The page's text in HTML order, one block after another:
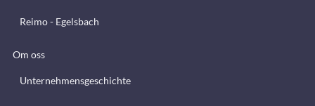
Reimo - Egelsbach
Om oss
Unternehmensgeschichte